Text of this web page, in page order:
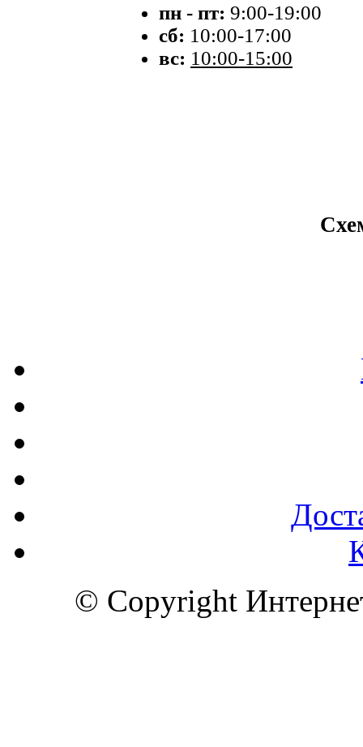
пн - пт: 9:00-19:00
сб: 10:00-17:00
вс: 10:00-15:00
© Copyright